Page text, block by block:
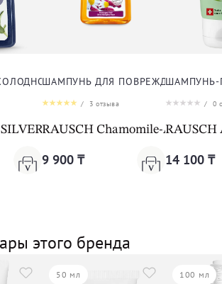
БЛОНДА
SHINE SHAMPOO
ШАМПУНЬ ДЛЯ ПОВРЕЖДЕННЫХ И
/ 3 отзыва
RAUSCH Chamomile-Amaranth
9 900 ₸
/ 0
RAUSCH
14 100 ₸
этого бренда
50 мл 100 мл